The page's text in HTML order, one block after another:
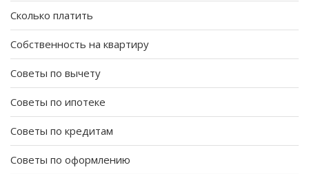
Сколько платить
Собственность на квартиру
Советы по вычету
Советы по ипотеке
Советы по кредитам
Советы по оформлению